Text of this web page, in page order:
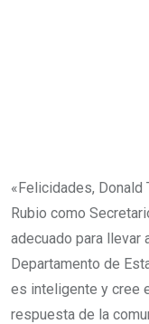
«Felicidades, Donald
Rubio como
adecuado para llevar
Departamento de
es inteligente y cree
respuesta de la